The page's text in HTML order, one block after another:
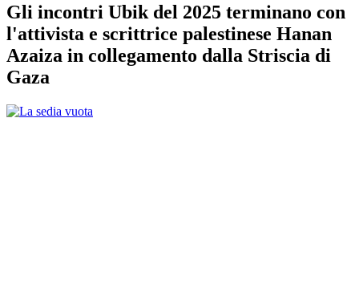
Gli incontri Ubik del 2025 terminano con
l'attivista e scrittrice palestinese Hanan
Azaiza in collegamento dalla Striscia di
Gaza